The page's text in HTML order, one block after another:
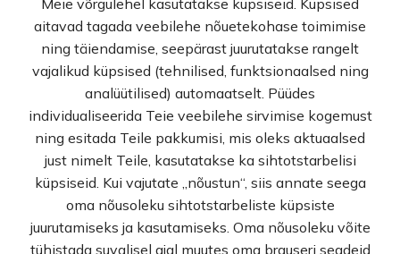
E-pood
Kampaaniad
Hulgimüük
Ostuabi
Müügitingimused
Privaatsuspoliitika
Kontakt
© Rekvi.ee
Meie võrgulehel kasutatakse küpsiseid. Küpsised
aitavad tagada veebilehe nõuetekohase toimimise
ning täiendamise, seepärast juurutatakse rangelt
vajalikud küpsised (tehnilised, funktsionaalsed ning
analüütilised) automaatselt. Püüdes
individualiseerida Teie veebilehe sirvimise kogemust
ning esitada Teile pakkumisi, mis oleks aktuaalsed
just nimelt Teile, kasutatakse ka sihtotstarbelisi
küpsiseid. Kui vajutate „nõustun“, siis annate seega
oma nõusoleku sihtotstarbeliste küpsiste
juurutamiseks ja kasutamiseks. Oma nõusoleku võite
tühistada suvalisel ajal muutes oma brauseri seadeid